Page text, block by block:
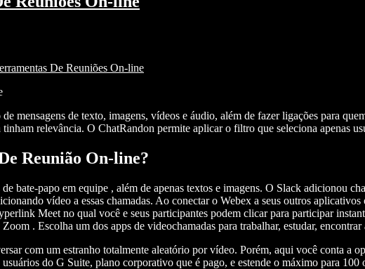
De Reuniões On-line
mensagens de texto, imagens, vídeos e áudio, além de fazer ligações para
relevância. O ChatRandon permite aplicar o filtro que seleciona apenas
Reunião On-line?
bate-papo em equipe , além de apenas textos e imagens. O Slack adicionou
vídeo a essas chamadas. Ao conectar o Webex a seus outros
Meet no qual você e seus participantes podem clicar para participar
. Escolha um dos apps de videochamadas para trabalhar, estudar,
com um estranho totalmente aleatório por vídeo. Porém, aqui você conta a
do G Suite, plano corporativo que é pago, e estende o máximo para 100